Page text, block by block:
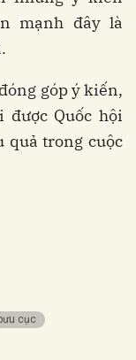
mạnh đây là
góp ý kiến,
được Quốc hội
quả trong cuộc
bưu cục